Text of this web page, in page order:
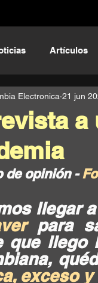
Artículos
a
Electronica 21 jun
de opinión -
llegar
para
que llego
exceso